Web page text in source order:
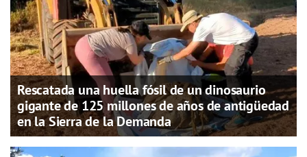
Rescatada una huella fósil de un dinosaurio
gigante de 125 millones de años de antigüedad
en la Sierra de la Demanda